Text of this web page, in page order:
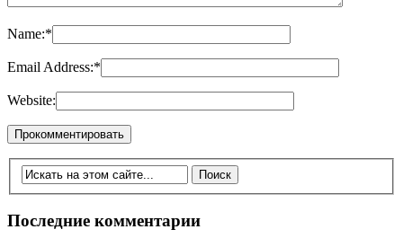
Name:*
Email Address:*
Website:
Последние комментарии